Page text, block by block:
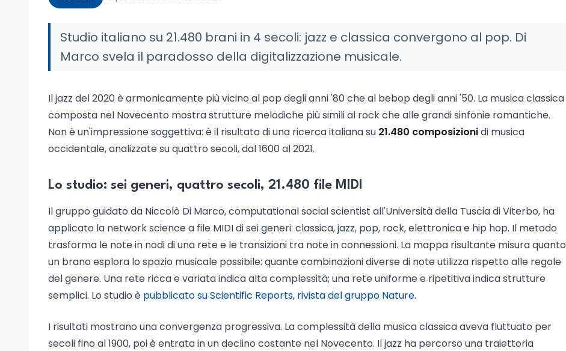
Studio italiano su 21.480 brani in 4 secoli: jazz e classica convergono al pop. Di
Marco svela il paradosso della digitalizzazione musicale.
Il jazz del 2020 è armonicamente più vicino al pop degli anni '80 che al bebop degli anni '50. La musica classica
composta nel Novecento mostra strutture melodiche più simili al rock che alle grandi sinfonie romantiche.
Non è un'impressione soggettiva: è il risultato di una ricerca italiana su 21.480 composizionidi musica
occidentale, analizzate su quattro secoli, dal 1600 al 2021.
Lo studio: sei generi, quattro secoli, 21.480 file MIDI
Il gruppo guidato da Niccolò Di Marco, computational social scientist all'Università della Tuscia di Viterbo, ha
applicato la network science a file MIDI di sei generi: classica, jazz, pop, rock, elettronica e hip hop. Il metodo
trasforma le note in nodi di una rete e le transizioni tra note in connessioni. La mappa risultante misura quanto
un brano esplora lo spazio musicale possibile: quante combinazioni diverse di note utilizza rispetto alle regole
del genere. Una rete ricca e variata indica alta complessità; una rete uniforme e ripetitiva indica strutture
semplici. Lo studio è pubblicato su Scientific Reports, rivista del gruppo Nature.
I risultati mostrano una convergenza progressiva. La complessità della musica classica aveva fluttuato per
secoli fino al 1900, poi è entrata in un declino costante nel Novecento. Il jazz ha percorso una traiettoria